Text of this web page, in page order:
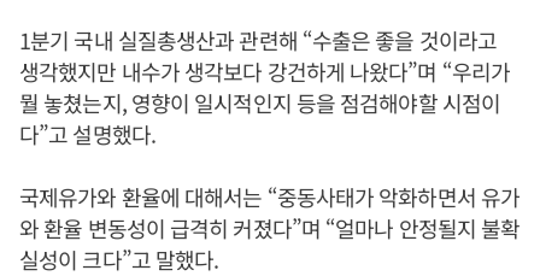
1분기 국내 실질총생산과 관련해 “수출은 좋을 것이라고
생각했지만 내수가 생각보다 강건하게 나왔다”며 “우리가
뭘 놓쳤는지, 영향이 일시적인지 등을 점검해야할 시점이
다”고 설명했다.
국제유가와 환율에 대해서는 “중동사태가 악화하면서 유가
와 환율 변동성이 급격히 커졌다”며 “얼마나 안정될지 불확
실성이 크다”고 말했다.